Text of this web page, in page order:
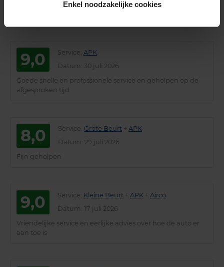
Enkel noodzakelijke cookies
Datum: 4 augustus 2026
9,0 Service APK
Datum : 30 juli 2026
Goede snelle en professionele service en geholpen op de
afgesproken tijd
8,0 Service Grote Beurt + APK
Datum : 29 juli 2026
Fijn geholpen
9,0 Service Kleine Beurt + APK + Airco
Datum : 17 juli 2026
Vriendelijke service en eerlijke advies over hoe de auto er
aan toe is